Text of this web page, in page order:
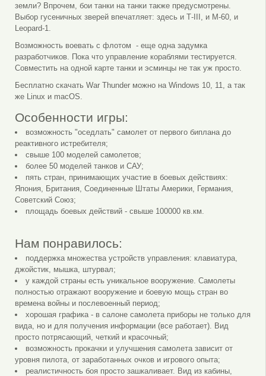
земли? Впрочем, бои танки на танки также предусмотрены.
Выбор гусеничных зверей впечатляет: здесь и Т-III, и М-60, и
Leopard-1.
Возможность воевать с флотом - еще одна задумка
разработчиков. Пока что управление кораблями тестируется.
Совместить на одной карте танки и эсминцы не так уж просто.
Бесплатно скачать War Thunder можно на Windows 10, 11, а так
же Linux и macOS.
Особенности игры:
возможность "оседлать" самолет от первого биплана до
реактивного истребителя;
свыше 100 моделей самолетов;
более 50 моделей танков и САУ;
пять стран, принимающих участие в боевых действиях:
Япония, Британия, Соединенные Штаты Америки, Германия,
Советский Союз;
площадь боевых действий - свыше 100000 кв.км.
Нам понравилось:
поддержка множества устройств управления: клавиатура,
джойстик, мышка, штурвал;
у каждой страны есть уникальное вооружение. Самолеты
полностью отражают вооружение и боевую мощь стран во
времена войны и послевоенный период;
хорошая графика - в салоне самолета приборы не только для
вида, но и для получения информации (все работает). Вид
просто потрясающий, четкий и красочный;
возможность прокачки и улучшения самолета зависит от
уровня пилота, от заработанных очков и игрового опыта;
реалистичность боя просто зашкаливает. Вид из кабины,